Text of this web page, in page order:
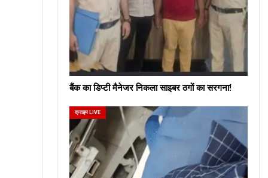
बैंक का डिप्टी मैनेजर निकला साइबर ठगों का सरगना!
क्राइम LIVE